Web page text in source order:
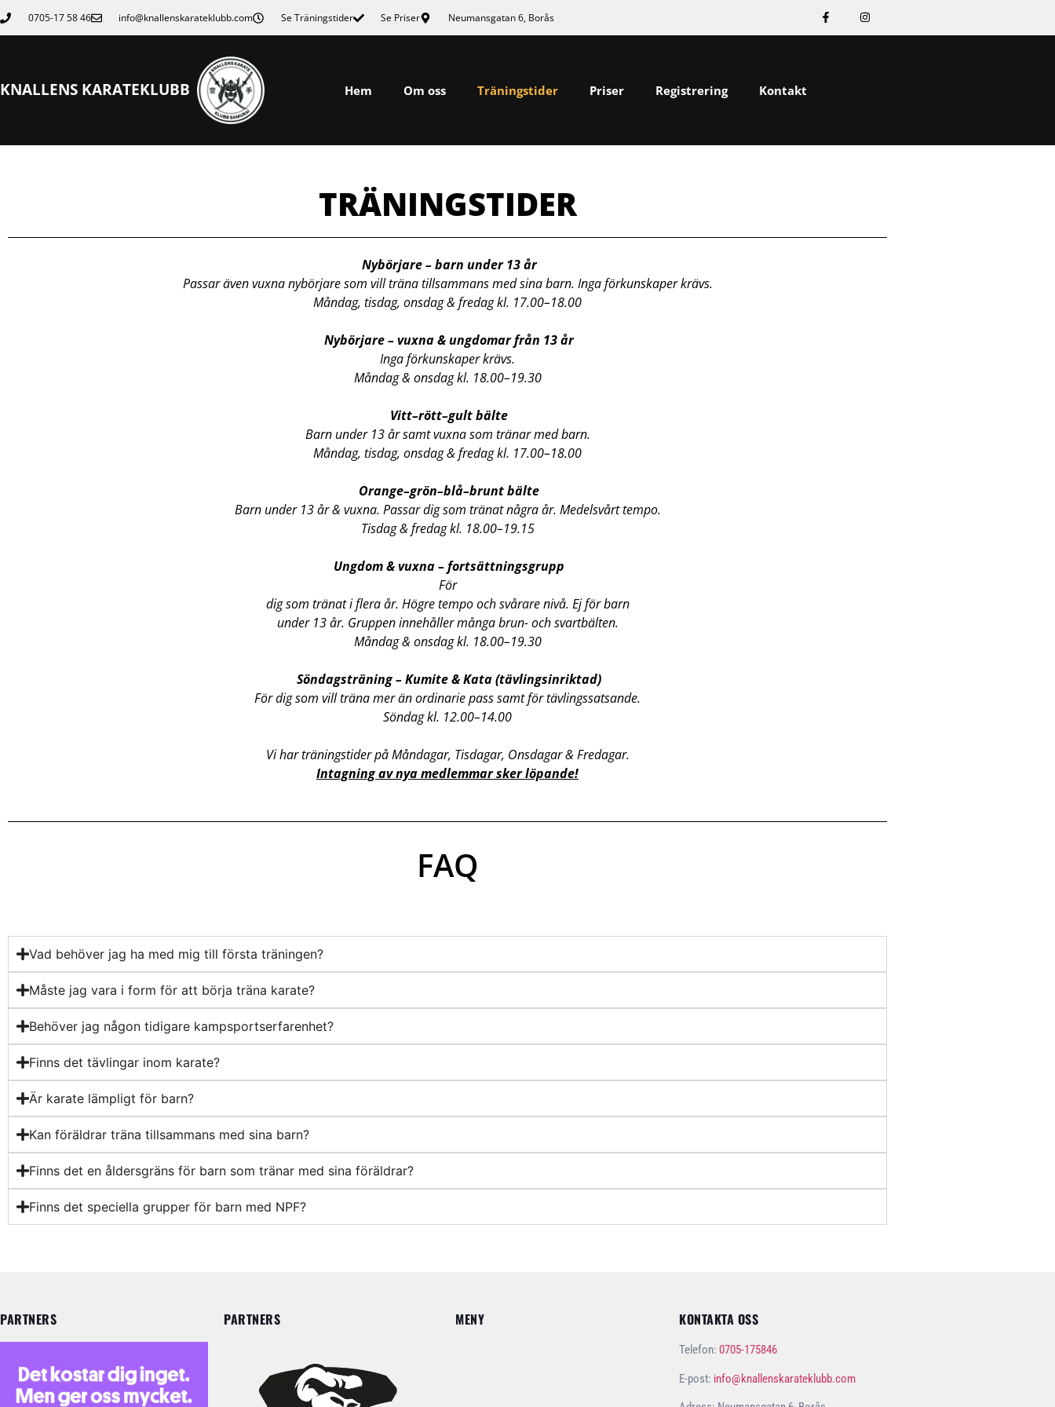
0705-17 58 46 info@knallenskarateklubb.com Se Träningstider Se Priser Neumansgatan 6, Borås
KNALLENS KARATEKLUBB Hem Om oss Träningstider Priser Registrering Kontakt
TRÄNINGSTIDER
Nybörjare – barn under 13 år
Passar även vuxna nybörjare som vill träna tillsammans med sina barn. Inga förkunskaper krävs.
Måndag, tisdag, onsdag & fredag kl. 17.00–18.00
Nybörjare – vuxna & ungdomar från 13 år
Inga förkunskaper krävs.
Måndag & onsdag kl. 18.00–19.30
Vitt–rött–gult bälte
Barn under 13 år samt vuxna som tränar med barn.
Måndag, tisdag, onsdag & fredag kl. 17.00–18.00
Orange–grön–blå–brunt bälte
Barn under 13 år & vuxna. Passar dig som tränat några år. Medelsvårt tempo.
Tisdag & fredag kl. 18.00–19.15
Ungdom & vuxna – fortsättningsgrupp
För
dig som tränat i flera år. Högre tempo och svårare nivå. Ej för barn
under 13 år. Gruppen innehåller många brun- och svartbälten.
Måndag & onsdag kl. 18.00–19.30
Söndagsträning – Kumite & Kata (tävlingsinriktad)
För dig som vill träna mer än ordinarie pass samt för tävlingssatsande.
Söndag kl. 12.00–14.00
Vi har träningstider på Måndagar, Tisdagar, Onsdagar & Fredagar.
Intagning av nya medlemmar sker löpande!
FAQ
Vad behöver jag ha med mig till första träningen?
Måste jag vara i form för att börja träna karate?
Behöver jag någon tidigare kampsportserfarenhet?
Finns det tävlingar inom karate?
Är karate lämpligt för barn?
Kan föräldrar träna tillsammans med sina barn?
Finns det en åldersgräns för barn som tränar med sina föräldrar?
Finns det speciella grupper för barn med NPF?
PARTNERS PARTNERS MENY KONTAKTA OSS
Telefon: 0705-175846
E-post: info@knallenskarateklubb.com